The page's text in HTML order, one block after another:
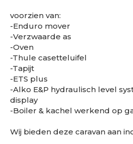
voorzien van:
-Enduro mover
-Verzwaarde as
-Oven
-Thule casetteluifel
-Tapijt
-ETS plus
-Alko E&P hydraulisch level
display
-Boiler & kachel werkend op
Wij bieden deze caravan aan